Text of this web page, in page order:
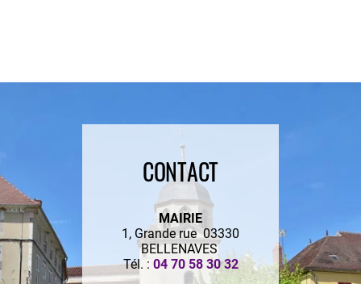
CONTACT
MAIRIE
1, Grande rue 03330
BELLENAVES
Tél. : 04 70 58 30 32